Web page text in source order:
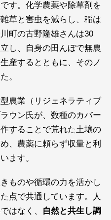
す。化学農薬や除草剤を
草と害虫を減らし、稲は
町の古野隆雄さんは30
し、自身の田んぼで無農
産するとともに、そのノ
。
農業（リジェネラティブ
ウン氏が、数種のカバー
することで荒れた土壌の
、農薬に頼らず収量と利
ます。
ものや循環の力を活かし
点で共通しています。人
はなく、
自然と共生し調